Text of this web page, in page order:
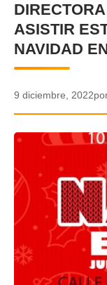
AUDIOS
VIDEOS
GALERIA DE
APP
ASISTIR
NAVIDAD
9 diciembre, 2022